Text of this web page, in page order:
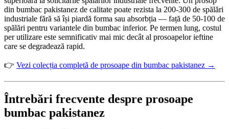
din bumbac pakistanez de calitate poate rezista la 200-300 de spălări
industriale fără să își piardă forma sau absorbția — față de 50-100 de
spălări pentru variantele din bumbac inferior. Pe termen lung, costul
per utilizare este semnificativ mai mic decât al prosoapelor ieftine
care se degradează rapid.
👉 Vezi colecția completă de prosoape din bumbac pakistanez →
Întrebări frecvente despre prosoape
bumbac pakistanez